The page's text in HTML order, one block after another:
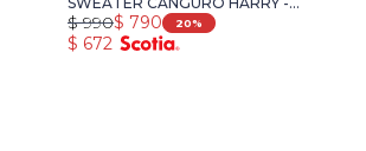
AZUL OSCURO
$ 790
$ 990 20
$ 672